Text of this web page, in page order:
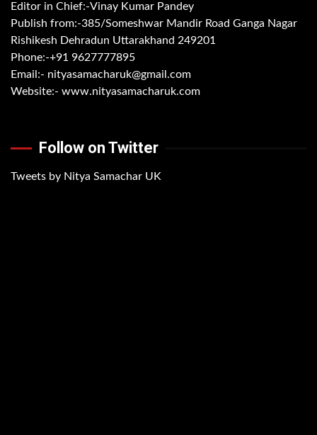
Editor in Chief:-Vinay Kumar Pandey
Publish from:-385/Someshwar Mandir Road Ganga Nagar
Rishikesh Dehradun Uttarakhand 249201
Phone:-+91 9627777895
Email:- nityasamacharuk@gmail.com
Website:- www.nityasamacharuk.com
Follow on Twitter
Tweets by Nitya Samachar UK